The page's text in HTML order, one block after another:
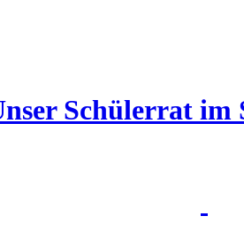
Schülerrat im